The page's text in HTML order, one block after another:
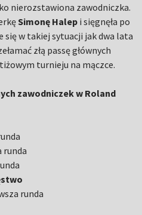
nierozstawiona zawodniczka.
Simonę Halep i sięgnęła po
się w takiej sytuacji jak dwa lata
złą passę głównych
turnieju na mączce.
zawodniczek w Roland
runda
runda